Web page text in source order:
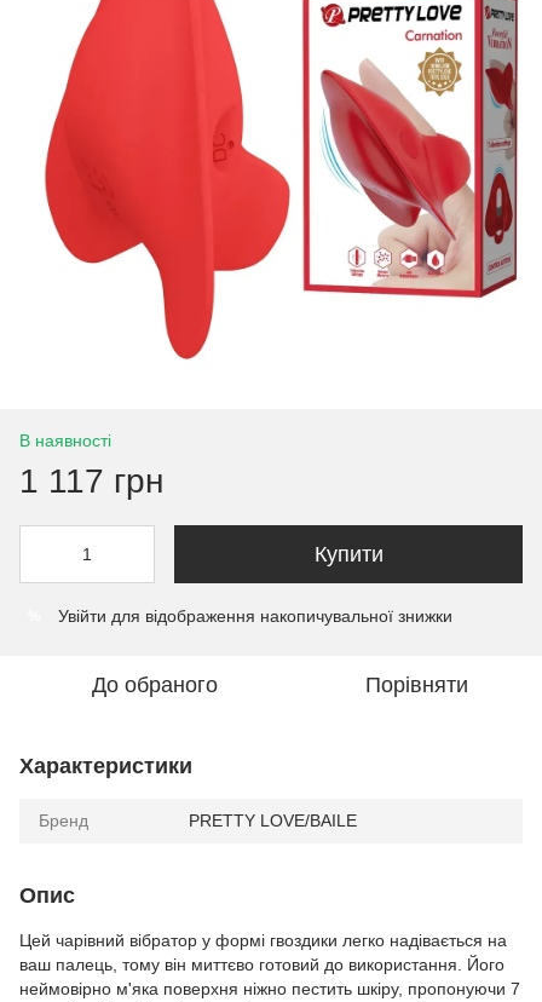
В наявності
1 117 грн
Купити
Увійти для відображення накопичувальної знижки
До обраного Порівняти
Характеристики
Бренд PRETTY LOVE/BAILE
Опис
Цей чарівний вібратор у формі гвоздики легко надівається на
ваш палець, тому він миттєво готовий до використання. Його
неймовірно м'яка поверхня ніжно пестить шкіру, пропонуючи 7